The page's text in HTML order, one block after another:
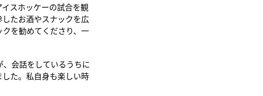
スホッケーの試合を観
たお酒やスナックを広
を勧めてくださり、一
会話をしているうちに
た。私自身も楽しい時